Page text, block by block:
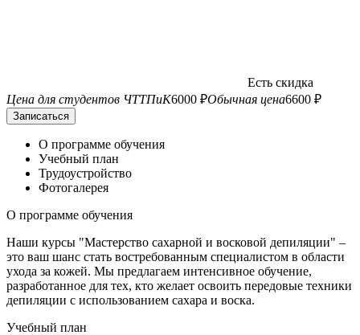
Есть скидка
Цена для студентов ЧТТПиК6000 ₽Обычная цена6600 ₽
Записаться
О программе обучения
Учебный план
Трудоустройство
Фотогалерея
О программе обучения
Наши курсы "Мастерство сахарной и восковой депиляции" –
это ваш шанс стать востребованным специалистом в области
ухода за кожей. Мы предлагаем интенсивное обучение,
разработанное для тех, кто желает освоить передовые техники
депиляции с использованием сахара и воска.
Учебный план